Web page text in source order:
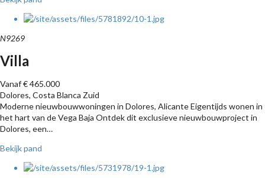
N9269
Villa
Vanaf € 465.000
Dolores, Costa Blanca Zuid
Moderne nieuwbouwwoningen in Dolores, Alicante Eigentijds wonen in
het hart van de Vega Baja Ontdek dit exclusieve nieuwbouwproject in
Dolores, een…
Bekijk pand